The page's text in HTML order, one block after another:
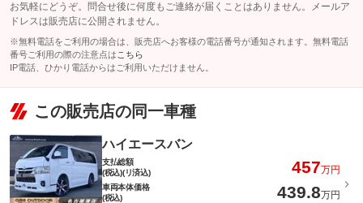
お気軽にどうぞ。問合せ後に何度もご連絡が届くことはありません。メールア
ドレスは販売店に公開されません。
※無料電話をご利用の場合は、販売店へお客様の電話番号が通知されます。無料電話
番号ご利用の際の注意点は こちら
IP電話、ひかり電話からはご利用いただけません。
この販売店の同一車種
ハイエースバン
支払総額
(税込)(リ済込)
457万円
車両本体価格
(税込)
439.8万円